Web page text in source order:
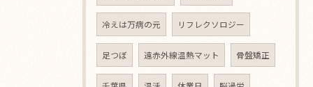
冷えは万病の元 リフレクソロジー
足つぼ 遠赤外線温熱マット 骨盤矯正